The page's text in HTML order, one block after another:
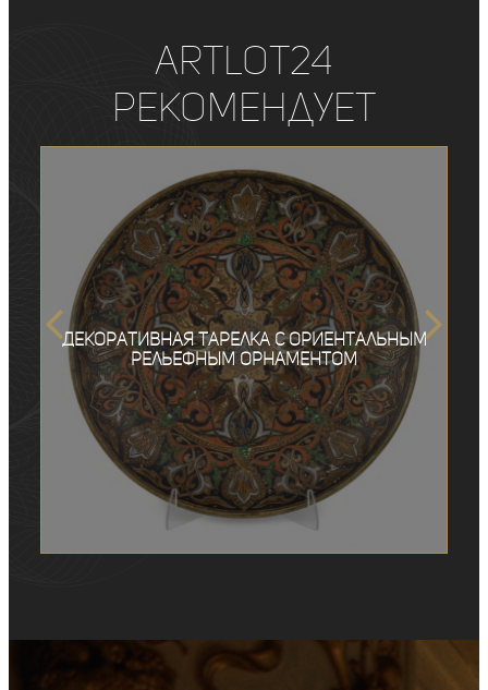
ArtLot24
рекомендует
Декоративная тарелка с ориентальным
рельефным орнаментом